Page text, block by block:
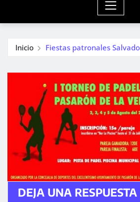
Inicio Fiestas patronales
DEJA UNA RESPUESTA